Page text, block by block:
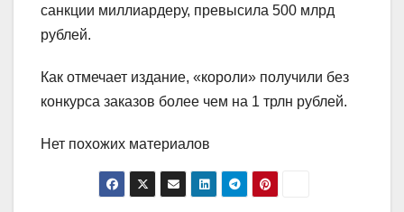
санкции миллиардеру, превысила 500 млрд
рублей.
Как отмечает издание, «короли» получили без
конкурса заказов более чем на 1 трлн рублей.
Нет похожих материалов